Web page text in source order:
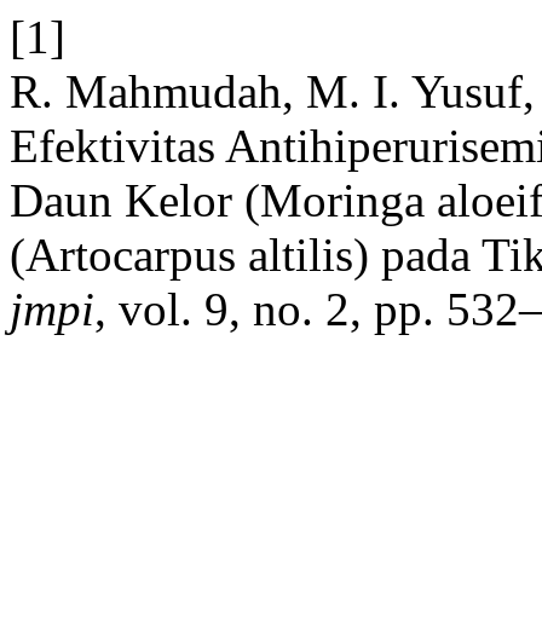
[1]
R. Mahmudah, M. I.
Efektivitas
Daun Kelor (Moringa
(Artocarpus altilis) pada
jmpi, vol. 9, no. 2, pp.